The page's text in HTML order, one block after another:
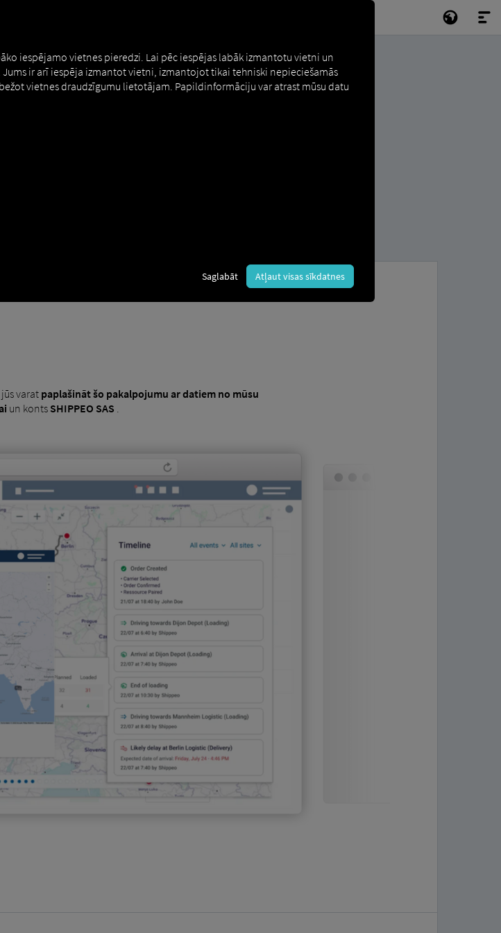
varat paplašināt šo pakalpojumu ar datiem no mūsu
un konts SHIPPEO SAS .
iespējamo vietnes pieredzi. Lai pēc iespējas labāk izmantotu vietni un
ir arī iespēja izmantot vietni, izmantojot tikai tehniski nepieciešamās
vietnes draudzīgumu lietotājam. Papildinformāciju var atrast mūsu datu
Saglabāt Atļaut visas sīkdatnes